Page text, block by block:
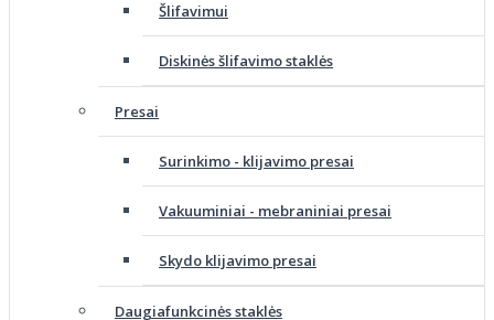
Šlifavimui
Diskinės šlifavimo staklės
Presai
Surinkimo - klijavimo presai
Vakuuminiai - mebraniniai presai
Skydo klijavimo presai
Daugiafunkcinės staklės